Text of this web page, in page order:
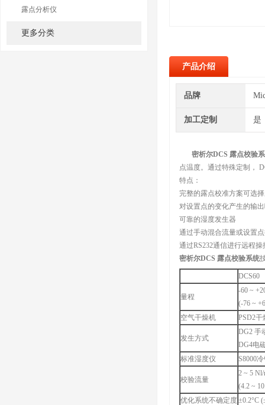
露点分析仪
更多分类
产品介绍
品牌
加工定制 是
密析尔DCS 露点校验
点温度。通过特殊定制，
特点：
完整的露点校准方案可选
对设置点的变化产生的输
可靠的湿度发生器
通过手动混合流量或设置
通过RS232通信进行远程
密析尔DCS 露点校验系统
DCS60
量程
-60 ~
(-76 ~
空气干燥机
PSD2干
发生方式
DG2 手
DG4电
标准湿度仪
S8000
校验流量
2 ~ 5 Nl/
(4.2 ~
优化系统不确定度±0.2°C